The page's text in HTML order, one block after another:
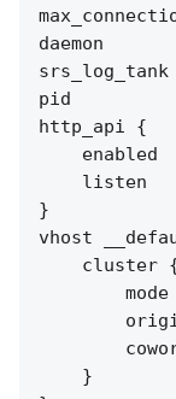
daemon
pid
http_api {
enabled
listen
}
vhost
cluster
mode
    }